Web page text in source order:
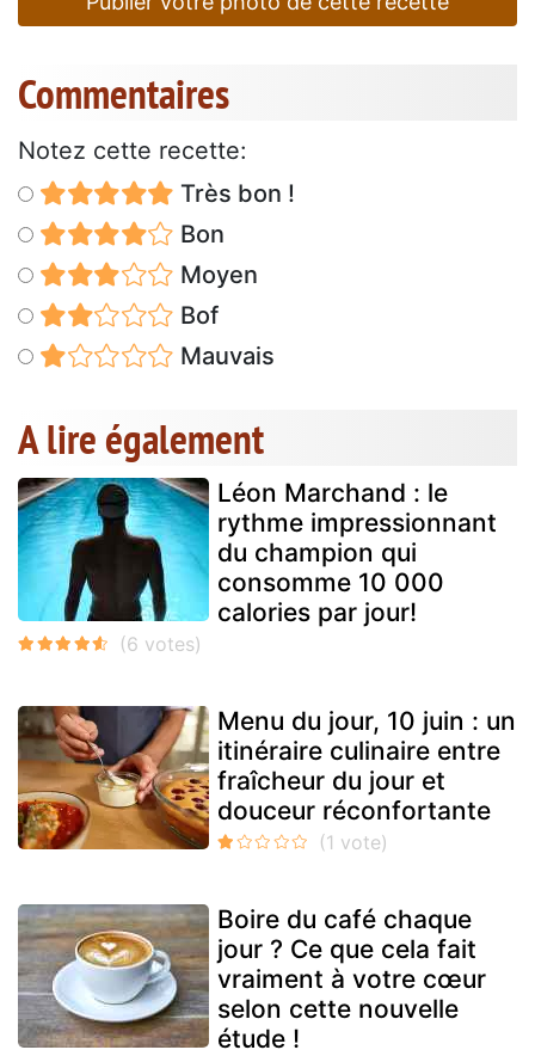
Commentaires
Notez cette recette:
Très bon !
Bon
Moyen
Bof
Mauvais
A lire également
Léon Marchand : le
rythme impressionnant
du champion qui
consomme 10 000
calories par jour!
Menu du jour, 10 juin : un
itinéraire culinaire entre
fraîcheur du jour et
douceur réconfortante
Boire du café chaque
jour ? Ce que cela fait
vraiment à votre cœur
selon cette nouvelle
étude !